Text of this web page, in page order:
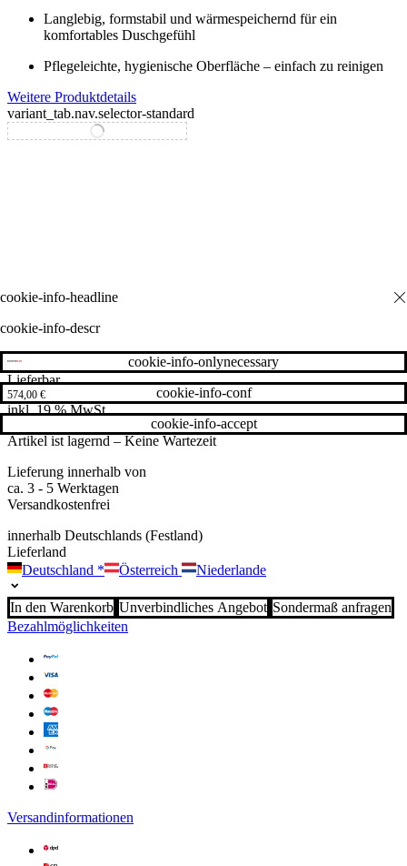
Langlebig, formstabil und wärmespeichernd für ein
komfortables Duschgefühl
Pflegeleichte, hygienische Oberfläche – einfach zu reinigen
Weitere Produktdetails
variant_tab.nav.selector-standard
variant_tab.nav.selector-special
Lieferbar
574,00 €
inkl. 19 % MwSt.
Artikel ist lagernd – Keine Wartezeit
Lieferung innerhalb von
ca. 3 - 5 Werktagen
Versandkostenfrei
innerhalb Deutschlands (Festland)
Lieferland
Deutschland * Österreich Niederlande
In den Warenkorb Unverbindliches Angebot Sondermaß anfragen
Bezahlmöglichkeiten
Versandinformationen
cookie-info-descr
cookie-info-accept
cookie-info-conf
cookie-info-onlynecessary